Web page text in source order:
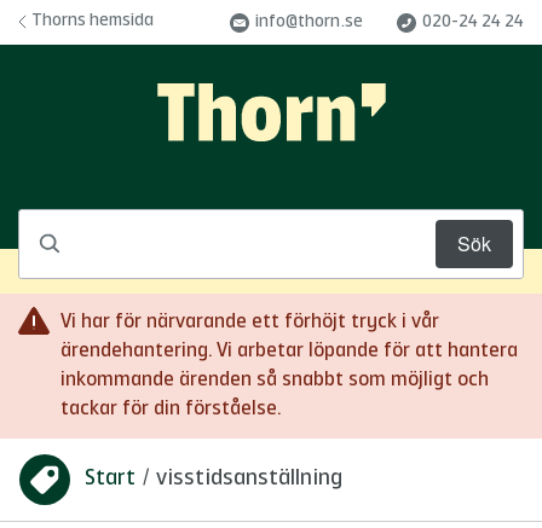
Hoppa till innehåll
Sök
Thorns hemsida info@thorn.se 020-24 24 24
Vi har för närvarande ett förhöjt tryck i vår
ärendehantering. Vi arbetar löpande för att hantera
inkommande ärenden så snabbt som möjligt och
tackar för din förståelse.
Du är här:Start / visstidsanställning